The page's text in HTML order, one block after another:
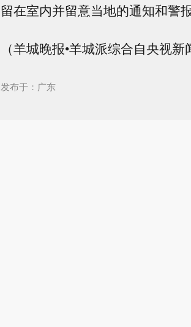
留在室内并留意当地的通知和警报
（羊城晚报•羊城派综合自央视新
发布于：广东